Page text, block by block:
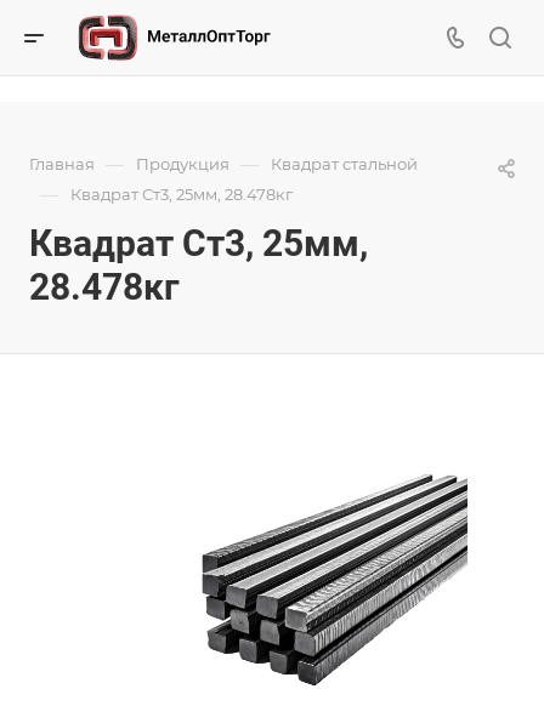
Главная — Продукция — Квадрат стальной
— Квадрат Ст3, 25мм, 28.478кг
Квадрат Ст3, 25мм,
28.478кг